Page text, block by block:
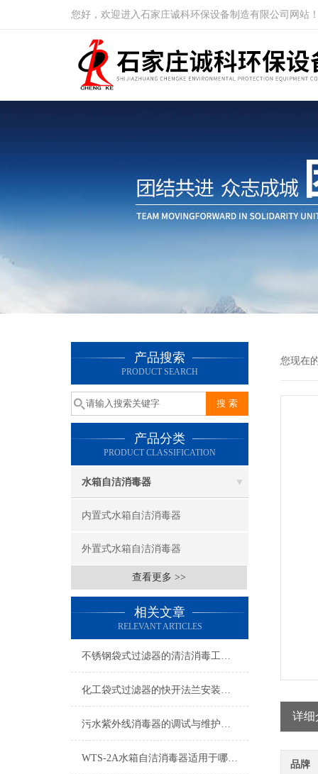
您好，欢迎进入石家庄诚科环保设备制造有限公司网站
产品搜索
PRODUCT SEARCH
产品分类
PRODUCT CLASSIFICATION
水箱自洁消毒器
内置式水箱自洁消毒器
外置式水箱自洁消毒器
查看更多 >>
相关文章
RELEVANT ARTICLES
不锈钢袋式过滤器的清洁消毒工作说明
化工袋式过滤器的快开法兰安装说明
污水紫外线消毒器的调试与维护须知
WTS-2A水箱自洁消毒器适用于哪些水体？
您现在
详细
品牌